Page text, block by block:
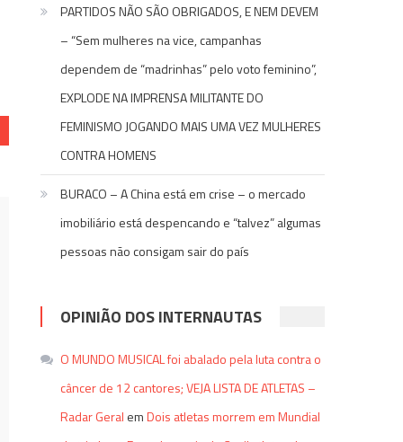
PARTIDOS NÃO SÃO OBRIGADOS, E NEM DEVEM
– “Sem mulheres na vice, campanhas
dependem de “madrinhas” pelo voto feminino”,
EXPLODE NA IMPRENSA MILITANTE DO
FEMINISMO JOGANDO MAIS UMA VEZ MULHERES
CONTRA HOMENS
BURACO – A China está em crise – o mercado
imobiliário está despencando e “talvez” algumas
pessoas não consigam sair do país
OPINIÃO DOS INTERNAUTAS
O MUNDO MUSICAL foi abalado pela luta contra o
câncer de 12 cantores; VEJA LISTA DE ATLETAS –
Radar Geral emDois atletas morrem em Mundial